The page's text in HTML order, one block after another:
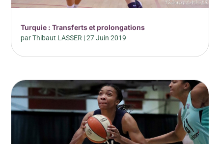
Turquie : Transferts et prolongations
parThibaut LASSER |27 Juin 2019